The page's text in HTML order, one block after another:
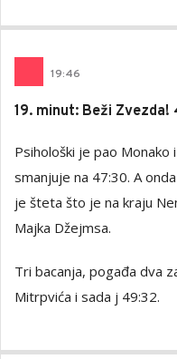
19:46
19. minut: Beži Zvezda!
Psihološki je pao Monako
smanjuje na 47:30. A
je šteta što je na kraju
Majka Džejmsa.
Tri bacanja, pogađa dva
Mitrpvića i sada j 49:32.